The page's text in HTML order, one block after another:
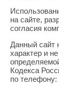
Правовая
на сайте,
согласия
Данный сайт
характер и
Кодекса
по телефону: